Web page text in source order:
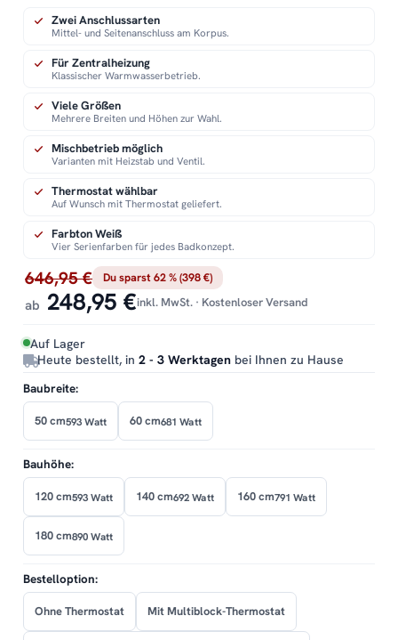
646,95 € Du sparst 62 % (398 €)
ab 248,95 €inkl. MwSt. · Kostenloser Versand
Auf Lager
Heute bestellt, in 2 - 3 Werktagen bei Ihnen zu Hause
Zwei Anschlussarten
Mittel- und Seitenanschluss am Korpus.
Für Zentralheizung
Klassischer Warmwasserbetrieb.
Viele Größen
Mehrere Breiten und Höhen zur Wahl.
Mischbetrieb möglich
Varianten mit Heizstab und Ventil.
Thermostat wählbar
Auf Wunsch mit Thermostat geliefert.
Farbton Weiß
Vier Serienfarben für jedes Badkonzept.
Baubreite:
50 cm593 Watt 60 cm681 Watt
Bauhöhe:
120 cm593 Watt 140 cm692 Watt 160 cm791 Watt
180 cm890 Watt
Bestelloption:
Ohne Thermostat Mit Multiblock-Thermostat